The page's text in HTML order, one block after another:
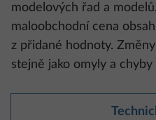
modelových řad a
maloobchodní cena
z přidané hodnoty.
stejně jako omyly a chyby